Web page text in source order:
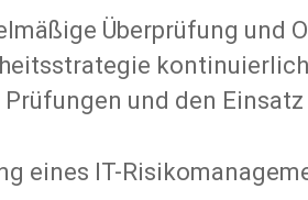
Überprüfung und
und den
eines IT-